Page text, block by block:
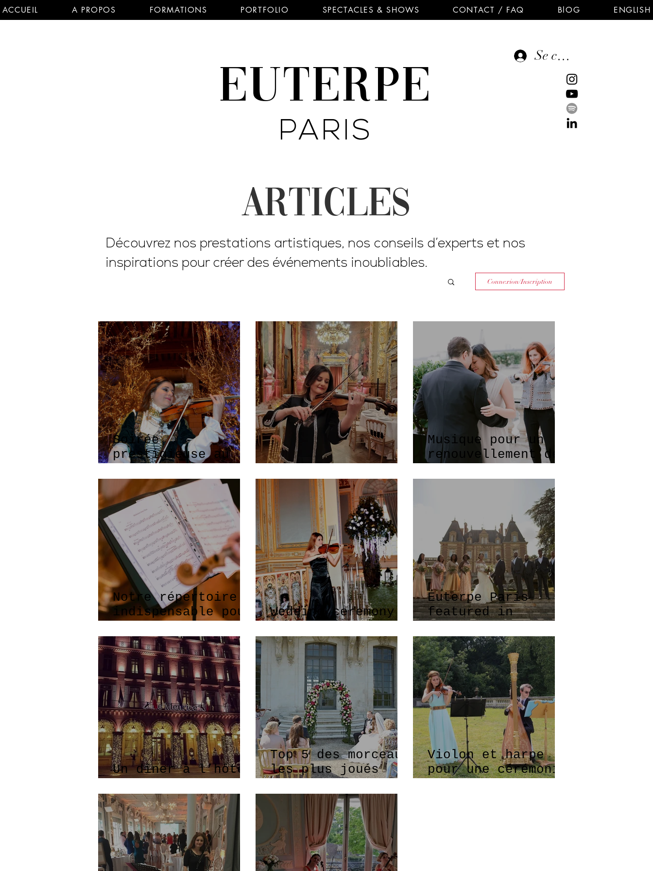
ACCUEIL A PROPOS FORMATIONS PORTFOLIO SPECTACLES & SHOWS CONTACT / FAQ BlOG ENGLISH
EUTERPE
Se connecter
PARIS
ARTICLES
Connexion/Inscription
Soirée
prestigieuse au
Chambord
Musique pour un
renouvellement des
Notre répertoire
indispensable pour
Wedding ceremony
Euterpe Paris
featured in
!!
Un dîner à l’hôtel
Top 5 des morceaux
les plus joués
de mariage en 2018
par Euterpe Paris
Violon et harpe
pour une cérémonie
Découvrez nos prestations artistiques, nos conseils d’experts et nos
inspirations pour créer des événements inoubliables.